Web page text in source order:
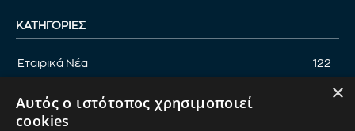
ΚΑΤΗΓΟΡΊΕΣ
Εταιρικά Νέα 122
Αφιέρωμα
×
Αυτός ο ιστότοπος χρησιμοποιεί
cookies